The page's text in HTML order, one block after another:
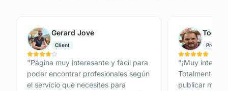
Gerard Jove
Client
"Página muy interesante y fácil para
poder encontrar profesionales según
el servicio que necesites para
Tomás
"¡Muy
Totalmente
publicar mi